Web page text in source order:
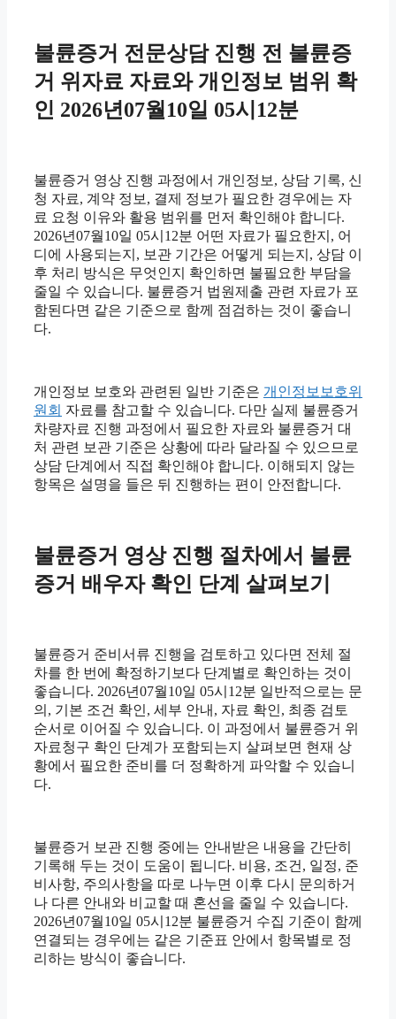
불륜증거 전문상담 진행 전 불륜증
거 위자료 자료와 개인정보 범위 확
인 2026년07월10일 05시12분
불륜증거 영상 진행 과정에서 개인정보, 상담 기록, 신
청 자료, 계약 정보, 결제 정보가 필요한 경우에는 자
료 요청 이유와 활용 범위를 먼저 확인해야 합니다.
2026년07월10일 05시12분 어떤 자료가 필요한지, 어
디에 사용되는지, 보관 기간은 어떻게 되는지, 상담 이
후 처리 방식은 무엇인지 확인하면 불필요한 부담을
줄일 수 있습니다. 불륜증거 법원제출 관련 자료가 포
함된다면 같은 기준으로 함께 점검하는 것이 좋습니
다.
개인정보 보호와 관련된 일반 기준은 개인정보보호위
원회 자료를 참고할 수 있습니다. 다만 실제 불륜증거
차량자료 진행 과정에서 필요한 자료와 불륜증거 대
처 관련 보관 기준은 상황에 따라 달라질 수 있으므로
상담 단계에서 직접 확인해야 합니다. 이해되지 않는
항목은 설명을 들은 뒤 진행하는 편이 안전합니다.
불륜증거 영상 진행 절차에서 불륜
증거 배우자 확인 단계 살펴보기
불륜증거 준비서류 진행을 검토하고 있다면 전체 절
차를 한 번에 확정하기보다 단계별로 확인하는 것이
좋습니다. 2026년07월10일 05시12분 일반적으로는 문
의, 기본 조건 확인, 세부 안내, 자료 확인, 최종 검토
순서로 이어질 수 있습니다. 이 과정에서 불륜증거 위
자료청구 확인 단계가 포함되는지 살펴보면 현재 상
황에서 필요한 준비를 더 정확하게 파악할 수 있습니
다.
불륜증거 보관 진행 중에는 안내받은 내용을 간단히
기록해 두는 것이 도움이 됩니다. 비용, 조건, 일정, 준
비사항, 주의사항을 따로 나누면 이후 다시 문의하거
나 다른 안내와 비교할 때 혼선을 줄일 수 있습니다.
2026년07월10일 05시12분 불륜증거 수집 기준이 함께
연결되는 경우에는 같은 기준표 안에서 항목별로 정
리하는 방식이 좋습니다.